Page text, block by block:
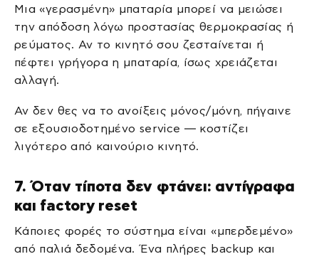
Μια «γερασμένη» μπαταρία μπορεί να μειώσει
την απόδοση λόγω προστασίας θερμοκρασίας ή
ρεύματος. Αν το κινητό σου ζεσταίνεται ή
πέφτει γρήγορα η μπαταρία, ίσως χρειάζεται
αλλαγή.
Αν δεν θες να το ανοίξεις μόνος/μόνη, πήγαινε
σε εξουσιοδοτημένο service — κοστίζει
λιγότερο από καινούριο κινητό.
7. Όταν τίποτα δεν φτάνει: αντίγραφα
και factory reset
Κάποιες φορές το σύστημα είναι «μπερδεμένο»
από παλιά δεδομένα. Ένα πλήρες backup και